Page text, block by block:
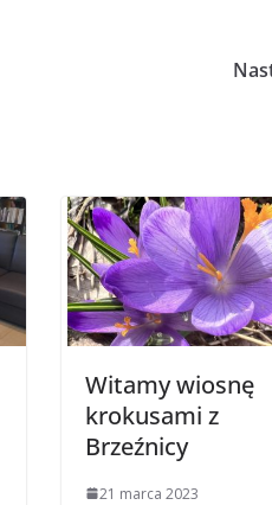
Witamy wiosnę
krokusami z
Brzeźnicy
21 marca 2023